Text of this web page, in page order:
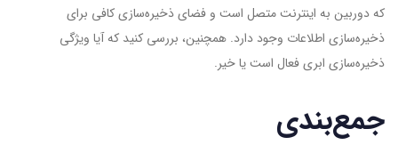
که دوربین به اینترنت متصل است و فضای ذخیره‌سازی کافی برای
ذخیره‌سازی اطلاعات وجود دارد. همچنین، بررسی کنید که آیا ویژگی
ذخیره‌سازی ابری فعال است یا خیر.
جمع‌بندی